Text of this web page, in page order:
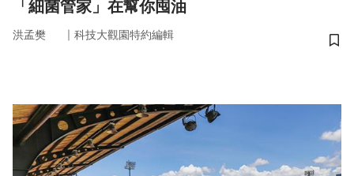
「細菌管家」在幫你囤油
洪孟樊 ｜ 科技大觀園特約編輯
儲